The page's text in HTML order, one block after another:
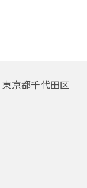
東京都千代田区